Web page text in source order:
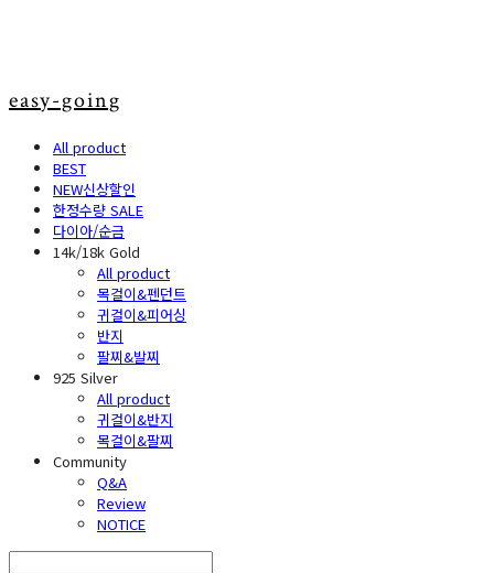
easy-going
All product
BEST
NEW신상할인
한정수량 SALE
다이아/순금
14k/18k Gold
All product
목걸이&펜던트
귀걸이&피어싱
반지
팔찌&발찌
925 Silver
All product
귀걸이&반지
목걸이&팔찌
Community
Q&A
Review
NOTICE